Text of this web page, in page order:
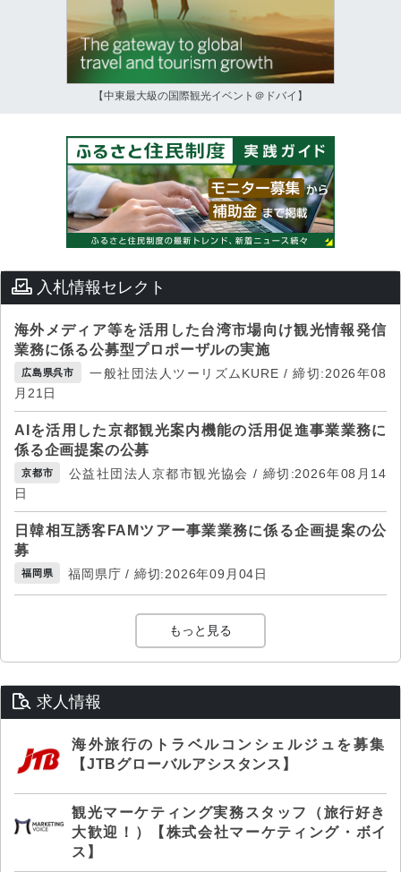
【中東最大級の国際観光イベント＠ドバイ】
入札情報セレクト
海外メディア等を活用した台湾市場向け観光情報発信
業務に係る公募型プロポーザルの実施
広島県呉市
一般社団法人ツーリズムKURE / 締切:2026年08
月21日
AIを活用した京都観光案内機能の活用促進事業業務に
係る企画提案の公募
京都市
公益社団法人京都市観光協会 / 締切:2026年08月14
日
日韓相互誘客FAMツアー事業業務に係る企画提案の公
募
福岡県 福岡県庁 / 締切:2026年09月04日
もっと見る
求人情報
海外旅行のトラベルコンシェルジュを募集
【JTBグローバルアシスタンス】
観光マーケティング実務スタッフ（旅行好き
大歓迎！）【株式会社マーケティング・ボイ
ス】